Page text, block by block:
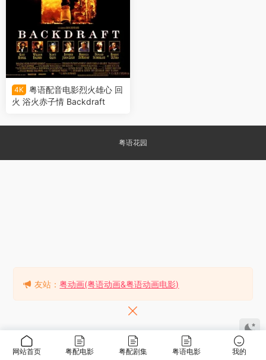
4K 粤语配音电影烈火雄心 回
火 浴火赤子情 Backdraft
粤语花园
网站首页 粤配电影 粤配剧集 粤语电影 我的
友站：粤动画(粤语动画&粤语动画电影)